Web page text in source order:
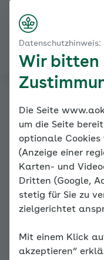
Alles über den
Bluthochdruck
Menschen mit
Lehrer Andreas
Online-
Menschen mit
Datenschutzhinweis:
Wir bitten
Die Seite
um die Seite
optionale
(Anzeige einer
Karten- und
Dritten (Google,
stetig für Sie zu
zielgerichtet
Mit einem Klick
akzeptieren“